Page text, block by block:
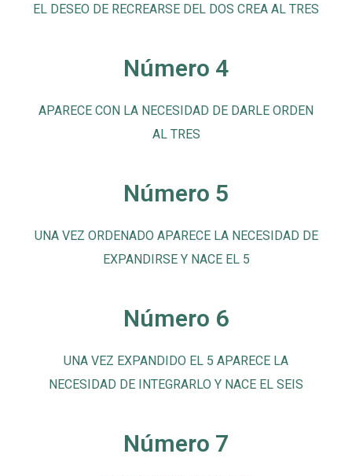
EL DESEO DE RECREARSE DEL DOS CREA AL TRES
Número 4
APARECE CON LA NECESIDAD DE DARLE ORDEN
AL TRES
Número 5
UNA VEZ ORDENADO APARECE LA NECESIDAD DE
EXPANDIRSE Y NACE EL 5
Número 6
UNA VEZ EXPANDIDO EL 5 APARECE LA
NECESIDAD DE INTEGRARLO Y NACE EL SEIS
Número 7